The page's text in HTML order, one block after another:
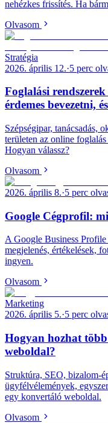
nehézkes frissítés. Ha
Olvasom
Stratégia
2026. április 12.·5 perc
Foglalási
érdemes bevezetni,
Szépségipar, tanácsadás,
területen az online
Hogyan válassz?
Olvasom
2026. április 8.·5 perc
Google Cégprofil:
A Google Business
megjelenés, értékelések,
ingyen.
Olvasom
Marketing
2026. április 5.·5 perc
Hogyan hozhat
weboldal?
Struktúra, SEO, bizalom-
ügyfélvélemények,
egy konvertáló weboldal.
Olvasom